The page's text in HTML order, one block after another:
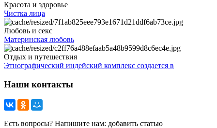
Красота и здоровье
Чистка лица
Любовь и секс
Материнская любовь
Отдых и путешествия
Этнографический индейский комплекс создается в
Наши контакты
Есть вопросы? Напишите нам: добавить статью